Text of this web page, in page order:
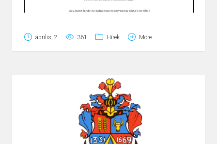
április, 2 361 Hírek More